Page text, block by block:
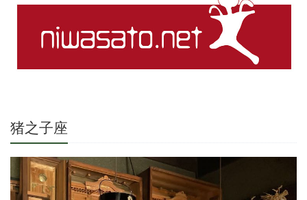
猪之子座